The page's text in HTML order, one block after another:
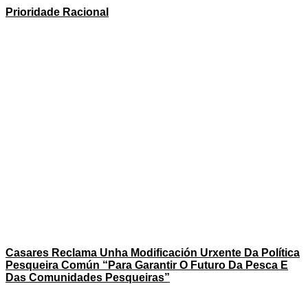
Prioridade Racional
Casares Reclama Unha Modificación Urxente Da Política
Pesqueira Común “para Garantir O Futuro Da Pesca E
Das Comunidades Pesqueiras”